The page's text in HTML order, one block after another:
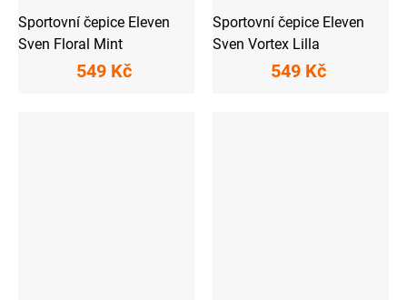
Sportovní čepice Eleven
Sven Floral Mint
549 Kč
Sportovní čepice Eleven
Sven Vortex Lilla
549 Kč